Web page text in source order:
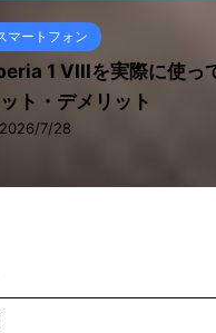
マートフォン
1 VIIIを実際に使っ
ト・デメリット
2026/7/28